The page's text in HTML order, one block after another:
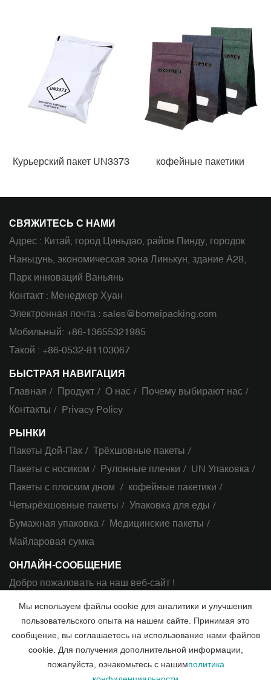
Курьерский пакет UN3373 кофейные пакетики
СВЯЖИТЕСЬ С НАМИ
Адрес : Китай, город Циньдао, район Пинду, городок
Наньцунь, экономическая зона Линькун, здание А28,
Парк инноваций Ваньянь
Контакт : Менеджер Хуан
Электронная почта : sales@bomeipacking.com
Мобильный: +86-13655321985
Такой : +86-0532-81103067
БЫСТРАЯ НАВИГАЦИЯ
Главная
Продукт О нас
Почему выбирают нас
Контакты
Privacy Policy
РЫНКИ
Пакеты Дой-Пак
Трёхшовные пакеты
Пакеты с носиком
Рулонные пленки
UN Упаковка
Пакеты с плоским дном
кофейные пакетики
Четырёхшовные пакеты
Упаковка для еды
Бумажная упаковка
Медицинские пакеты
Майларовая сумка
ОНЛАЙН-СООБЩЕНИЕ
Добро пожаловать на наш веб-сайт !
Свяжитесь с нами
Авторские права ©2022 Qingdao Bomei Packaging Products Co.,
Мы используем файлы cookie для аналитики и улучшения
пользовательского опыта на нашем сайте. Принимая это
сообщение, вы соглашаетесь на использование нами файлов
cookie. Для получения дополнительной информации,
пожалуйста, ознакомьтесь с нашимполитика